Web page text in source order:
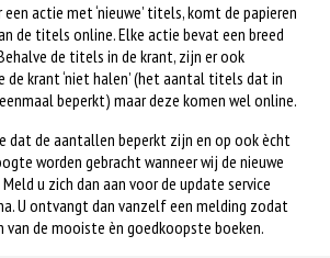
actie met ‘nieuwe’ titels, komt de papieren
de titels online. Elke actie bevat een breed
de titels in de krant, zijn er ook
de krant ‘niet halen’ (het aantal titels dat in
beperkt) maar deze komen wel online.
dat de aantallen beperkt zijn en op ook ècht
worden gebracht wanneer wij de nieuwe
u zich dan aan voor de update service
U ontvangt dan vanzelf een melding zodat
de mooiste èn goedkoopste boeken.